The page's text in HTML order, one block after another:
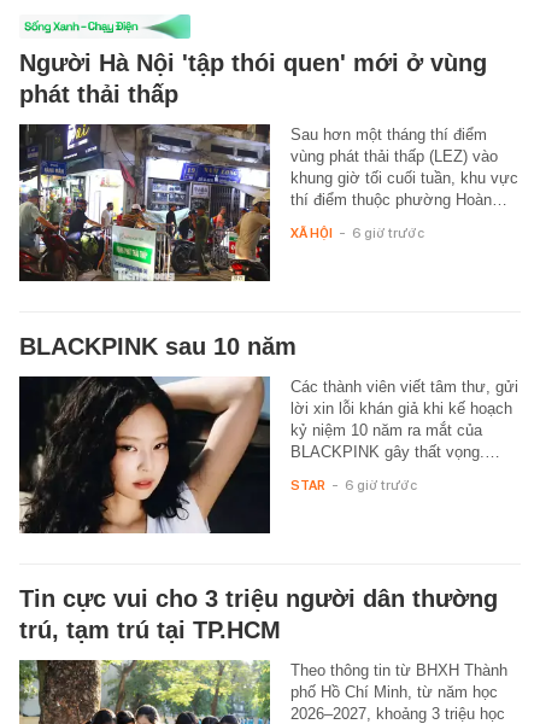
Người Hà Nội 'tập thói quen' mới ở vùng
phát thải thấp
Sau hơn một tháng thí điểm
vùng phát thải thấp (LEZ) vào
khung giờ tối cuối tuần, khu vực
thí điểm thuộc phường Hoàn…
XÃ HỘI - 6 giờ trước
BLACKPINK sau 10 năm
Các thành viên viết tâm thư, gửi
lời xin lỗi khán giả khi kế hoạch
kỷ niệm 10 năm ra mắt của
BLACKPINK gây thất vọng.…
STAR - 6 giờ trước
Tin cực vui cho 3 triệu người dân thường
trú, tạm trú tại TP.HCM
Theo thông tin từ BHXH Thành
phố Hồ Chí Minh, từ năm học
2026–2027, khoảng 3 triệu học